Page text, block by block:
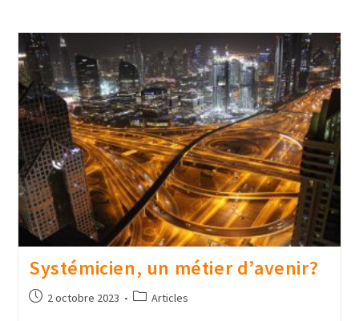
Systémicien, un métier d’avenir?
2 octobre 2023 Articles